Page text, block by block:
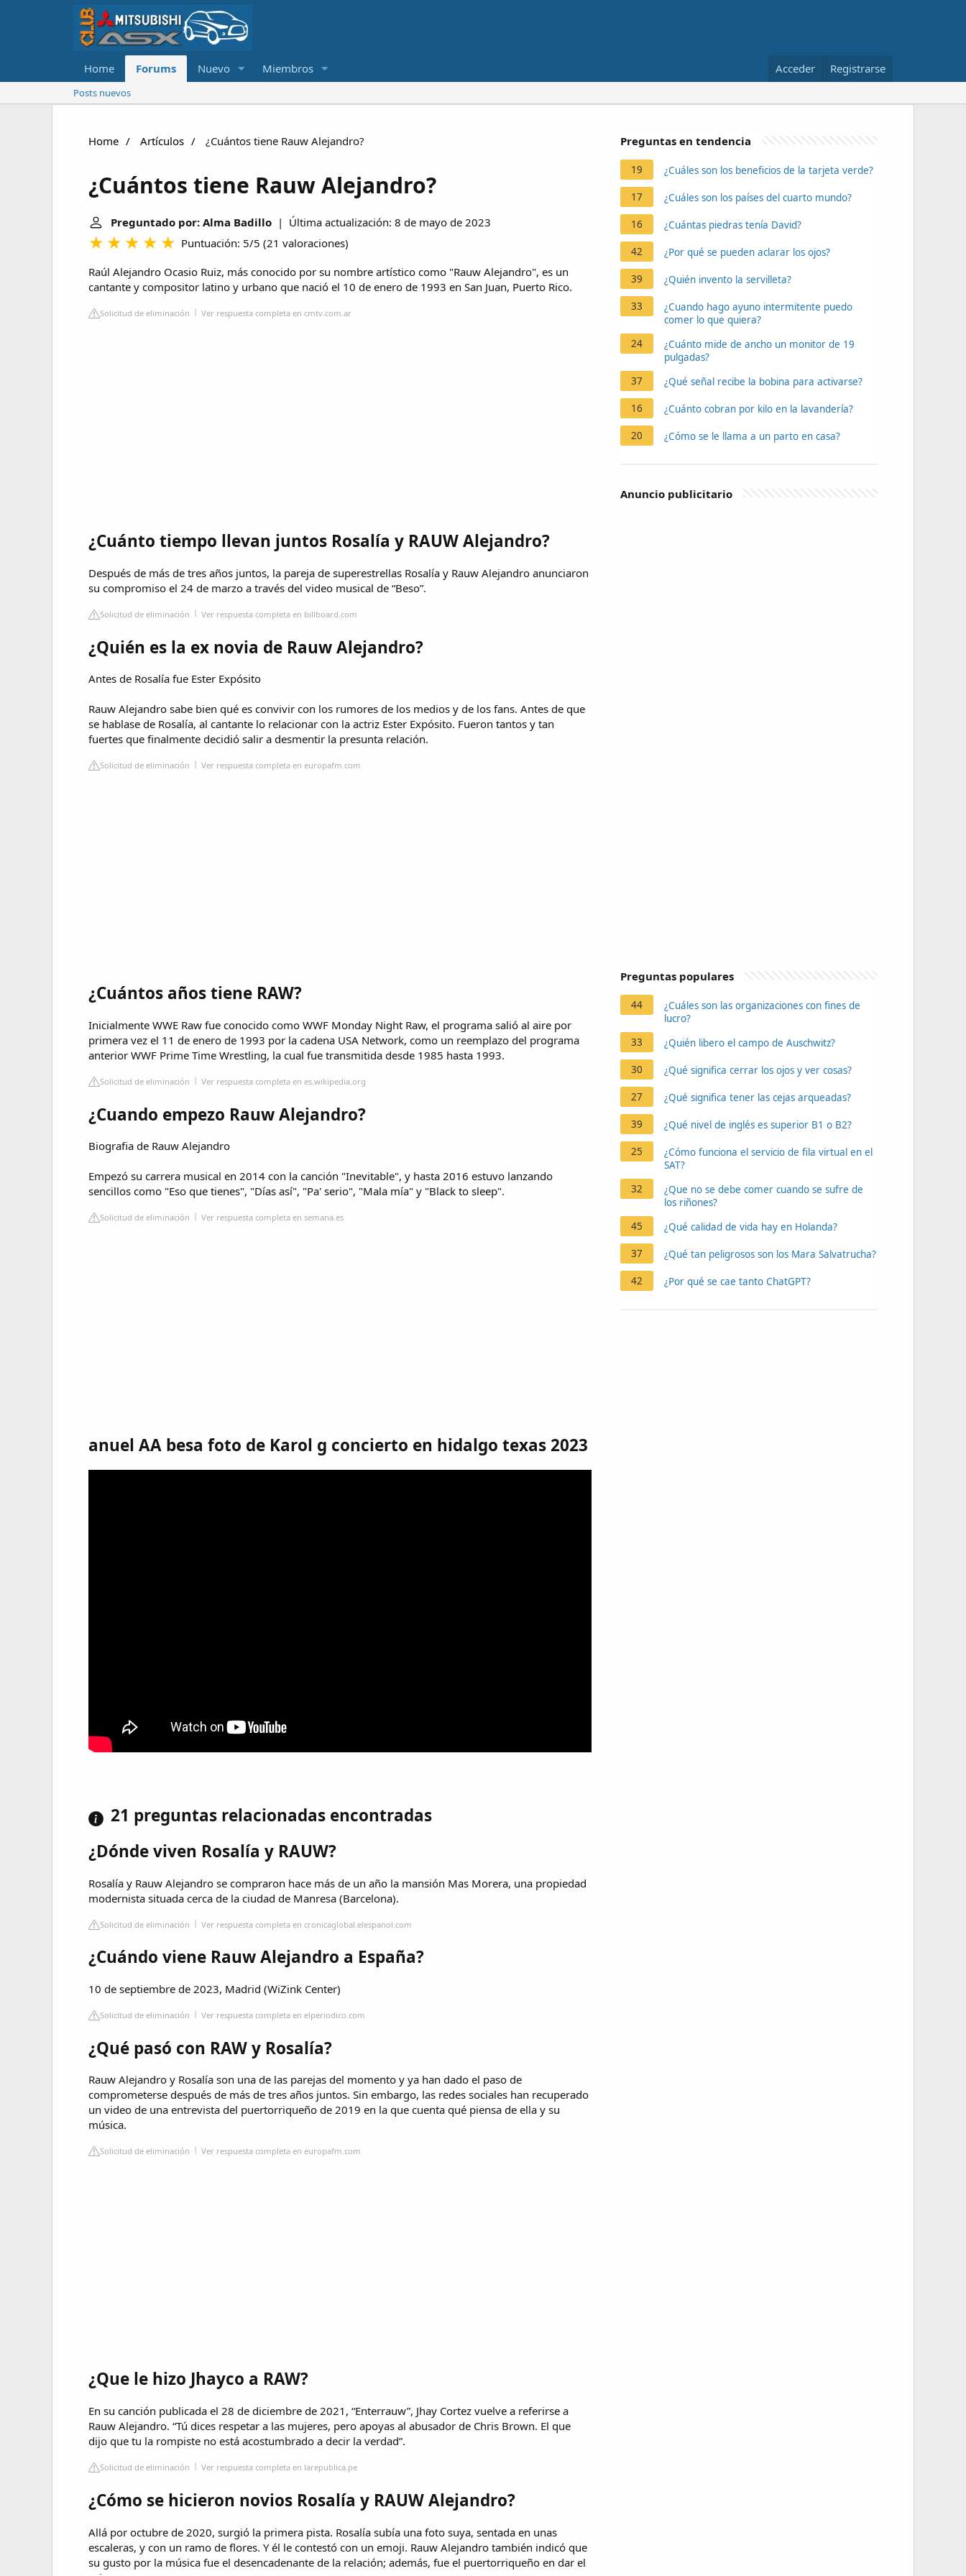
Home Forums Nuevo Miembros Acceder Registrarse
Posts nuevos
Home Artículos ¿Cuántos tiene Rauw Alejandro?
¿Cuántos tiene Rauw Alejandro?
Preguntado por: Alma Badillo | Última actualización: 8 de mayo de 2023
Puntuación: 5/5 (21 valoraciones)
Raúl Alejandro Ocasio Ruiz, más conocido por su nombre artístico como "Rauw Alejandro", es un
cantante y compositor latino y urbano que nació el 10 de enero de 1993 en San Juan, Puerto Rico.
Solicitud de eliminación Ver respuesta completa en cmtv.com.ar
¿Cuánto tiempo llevan juntos Rosalía y RAUW Alejandro?
Después de más de tres años juntos, la pareja de superestrellas Rosalía y Rauw Alejandro anunciaron
su compromiso el 24 de marzo a través del video musical de “Beso”.
Solicitud de eliminación Ver respuesta completa en billboard.com
¿Quién es la ex novia de Rauw Alejandro?
Antes de Rosalía fue Ester Expósito
Rauw Alejandro sabe bien qué es convivir con los rumores de los medios y de los fans. Antes de que
se hablase de Rosalía, al cantante lo relacionar con la actriz Ester Expósito. Fueron tantos y tan
fuertes que finalmente decidió salir a desmentir la presunta relación.
Solicitud de eliminación Ver respuesta completa en europafm.com
¿Cuántos años tiene RAW?
Inicialmente WWE Raw fue conocido como WWF Monday Night Raw, el programa salió al aire por
primera vez el 11 de enero de 1993 por la cadena USA Network, como un reemplazo del programa
anterior WWF Prime Time Wrestling, la cual fue transmitida desde 1985 hasta 1993.
Solicitud de eliminación Ver respuesta completa en es.wikipedia.org
¿Cuando empezo Rauw Alejandro?
Biografia de Rauw Alejandro
Empezó su carrera musical en 2014 con la canción "Inevitable", y hasta 2016 estuvo lanzando
sencillos como "Eso que tienes", "Días así", "Pa' serio", "Mala mía" y "Black to sleep".
Solicitud de eliminación Ver respuesta completa en semana.es
anuel AA besa foto de Karol g concierto en hidalgo texas 2023
21 preguntas relacionadas encontradas
¿Dónde viven Rosalía y RAUW?
Rosalía y Rauw Alejandro se compraron hace más de un año la mansión Mas Morera, una propiedad
modernista situada cerca de la ciudad de Manresa (Barcelona).
Solicitud de eliminación Ver respuesta completa en cronicaglobal.elespanol.com
¿Cuándo viene Rauw Alejandro a España?
10 de septiembre de 2023, Madrid (WiZink Center)
Solicitud de eliminación Ver respuesta completa en elperiodico.com
¿Qué pasó con RAW y Rosalía?
Rauw Alejandro y Rosalía son una de las parejas del momento y ya han dado el paso de
comprometerse después de más de tres años juntos. Sin embargo, las redes sociales han recuperado
un video de una entrevista del puertorriqueño de 2019 en la que cuenta qué piensa de ella y su
música.
Solicitud de eliminación Ver respuesta completa en europafm.com
¿Que le hizo Jhayco a RAW?
En su canción publicada el 28 de diciembre de 2021, “Enterrauw”, Jhay Cortez vuelve a referirse a
Rauw Alejandro. “Tú dices respetar a las mujeres, pero apoyas al abusador de Chris Brown. El que
dijo que tu la rompiste no está acostumbrado a decir la verdad”.
Solicitud de eliminación Ver respuesta completa en larepublica.pe
¿Cómo se hicieron novios Rosalía y RAUW Alejandro?
Allá por octubre de 2020, surgió la primera pista. Rosalía subía una foto suya, sentada en unas
escaleras, y con un ramo de flores. Y él le contestó con un emoji. Rauw Alejandro también indicó que
su gusto por la música fue el desencadenante de la relación; además, fue el puertorriqueño en dar el
Preguntas en tendencia
19 ¿Cuáles son los beneficios de la tarjeta verde?
17 ¿Cuáles son los países del cuarto mundo?
16 ¿Cuántas piedras tenía David?
42 ¿Por qué se pueden aclarar los ojos?
39 ¿Quién invento la servilleta?
33
¿Cuando hago ayuno intermitente puedo
comer lo que quiera?
24
¿Cuánto mide de ancho un monitor de 19
pulgadas?
37
¿Qué señal recibe la bobina para activarse?
16 ¿Cuánto cobran por kilo en la lavandería?
20 ¿Cómo se le llama a un parto en casa?
Anuncio publicitario
Preguntas populares
44
¿Cuáles son las organizaciones con fines de
lucro?
33
¿Quién libero el campo de Auschwitz?
30 ¿Qué significa cerrar los ojos y ver cosas?
27 ¿Qué significa tener las cejas arqueadas?
39 ¿Qué nivel de inglés es superior B1 o B2?
25
¿Cómo funciona el servicio de fila virtual en el
SAT?
32
¿Que no se debe comer cuando se sufre de
los riñones?
45
¿Qué calidad de vida hay en Holanda?
37 ¿Qué tan peligrosos son los Mara Salvatrucha?
42 ¿Por qué se cae tanto ChatGPT?